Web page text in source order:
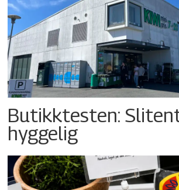
Butikktesten:
hyggelig